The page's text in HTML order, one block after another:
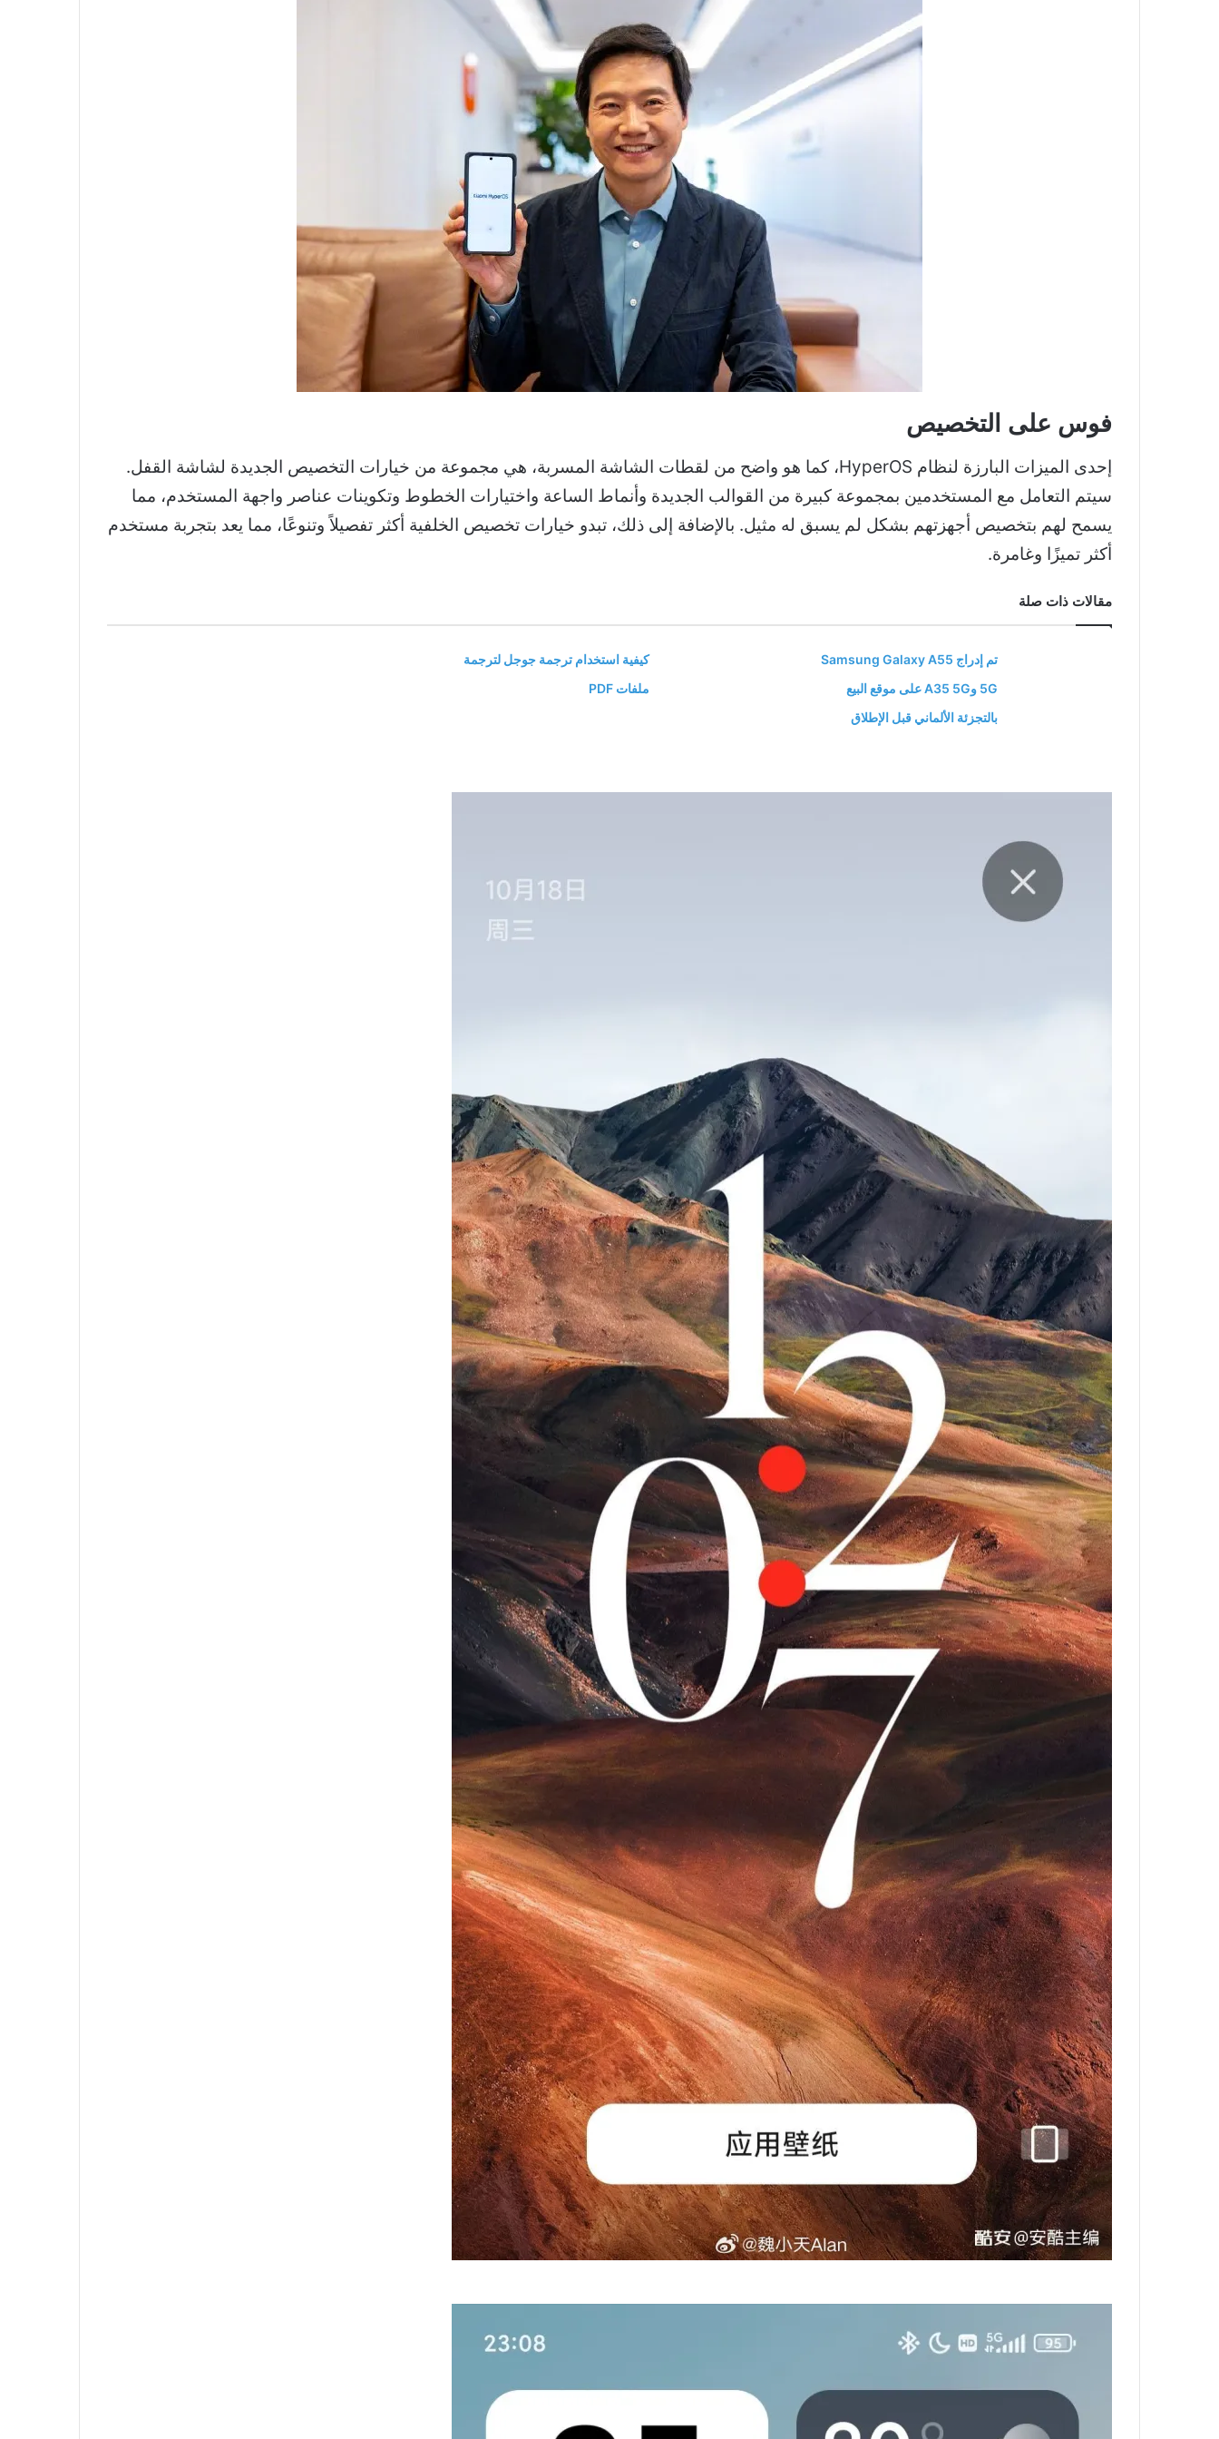
فوس على التخصيص
إحدى الميزات البارزة لنظام HyperOS، كما هو واضح من لقطات الشاشة المسربة، هي مجموعة من خيارات التخصيص الجديدة لشاشة القفل.
سيتم التعامل مع المستخدمين بمجموعة كبيرة من القوالب الجديدة وأنماط الساعة واختيارات الخطوط وتكوينات عناصر واجهة المستخدم، مما
يسمح لهم بتخصيص أجهزتهم بشكل لم يسبق له مثيل. بالإضافة إلى ذلك، تبدو خيارات تخصيص الخلفية أكثر تفصيلاً وتنوعًا، مما يعد بتجربة مستخدم
أكثر تميزًا وغامرة.
مقالات ذات صلة
تم إدراج Samsung Galaxy A55
5G وA35 5G على موقع البيع
بالتجزئة الألماني قبل الإطلاق
كيفية استخدام ترجمة جوجل لترجمة
ملفات PDF